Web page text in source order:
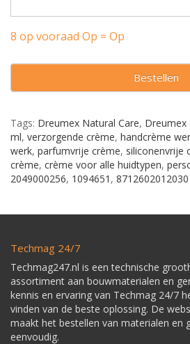
8 op vooraad Op = Op
Bestellen
Tags: Dreumex Natural Care, Dreumex
ml, verzorgende crème, handcrème
werk, parfumvrije crème, siliconenvrije
crème, crème voor alle huidtypen,
2049000256, 1094651 , 8712602012030
Techmag 24/7
Techmag247.nl is een technische
assortiment aan bouwmaterialen en
kennis en ervaring van Techmag 24/7
vinden van de beste oplossing. De
maakt het bestellen van materialen en
eenvoudig.